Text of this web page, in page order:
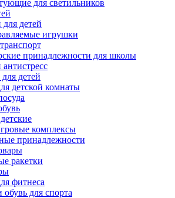
для светильников
детей
игрушки
принадлежности для школы
детей
детской комнаты
комплексы
принадлежности
ракетки
фитнеса
для спорта